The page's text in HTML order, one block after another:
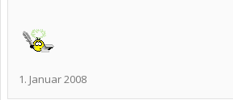
1. Januar 2008